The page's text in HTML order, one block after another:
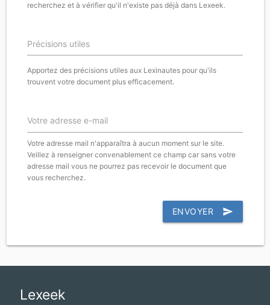
recherchez et à vérifier qu'il n'existe pas déjà dans Lexeek.
Précisions utiles
Apportez des précisions utiles aux Lexinautes pour qu'ils
trouvent votre document plus efficacement.
Votre adresse e-mail
Votre adresse mail n'apparaîtra à aucun moment sur le site.
Veillez à renseigner convenablement ce champ car sans votre
adresse mail vous ne pourrez pas recevoir le document que
vous recherchez.
ENVOYER send
Lexeek